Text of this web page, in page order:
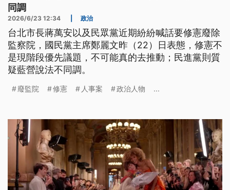
同調
2026/6/23 12:34 政治
台北市長蔣萬安以及民眾黨近期紛紛喊話要修憲廢除
監察院，國民黨主席鄭麗文昨（22）日表態，修憲不
是現階段優先議題，不可能真的去推動；民進黨則質
疑藍營說法不同調。
廢監院 修憲 人事案 政治人物 ...